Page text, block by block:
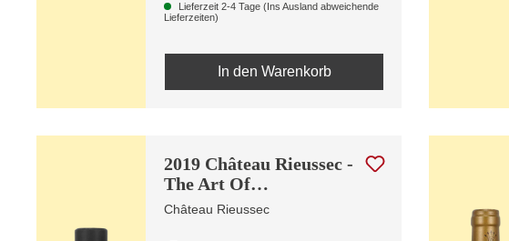
Lieferzeit 2-4 Tage (Ins Ausland abweichende
Lieferzeiten)
In den Warenkorb
2019 Château Rieussec -
The Art Of
Metamorphosis
Château Rieussec